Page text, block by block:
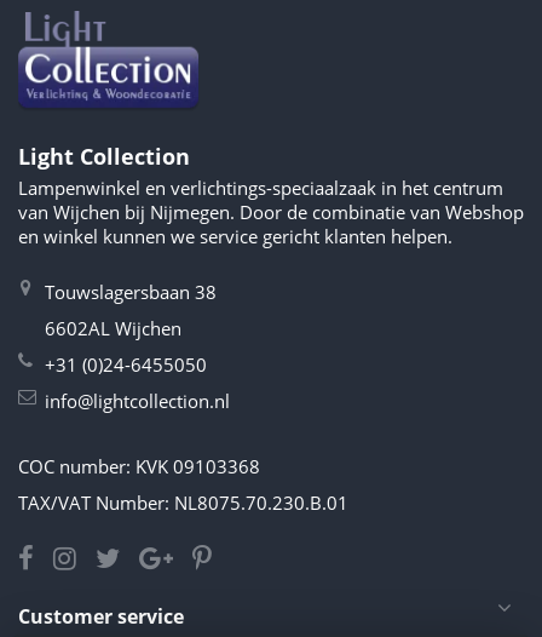
Light Collection
Lampenwinkel en verlichtings-speciaalzaak in het centrum
van Wijchen bij Nijmegen. Door de combinatie van Webshop
en winkel kunnen we service gericht klanten helpen.
Touwslagersbaan 38
6602AL Wijchen
+31 (0)24-6455050
info@lightcollection.nl
COC number: KVK 09103368
TAX/VAT Number: NL8075.70.230.B.01
Customer service